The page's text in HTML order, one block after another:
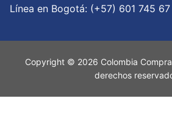
Lí­nea en Bogotá: (+57) 601 745
Copyright © 2026 Colombia
derechos